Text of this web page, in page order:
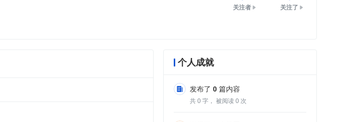
关注者 关注了
个人成就
发布了 0 篇内容
共 0 字， 被阅读 0 次